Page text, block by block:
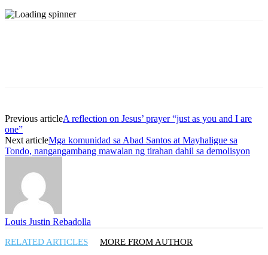
Previous articleA reflection on Jesus’ prayer “just as you and I are
one”
Next articleMga komunidad sa Abad Santos at Mayhaligue sa
Tondo, nangangambang mawalan ng tirahan dahil sa demolisyon
Louis Justin Rebadolla
RELATED ARTICLES MORE FROM AUTHOR